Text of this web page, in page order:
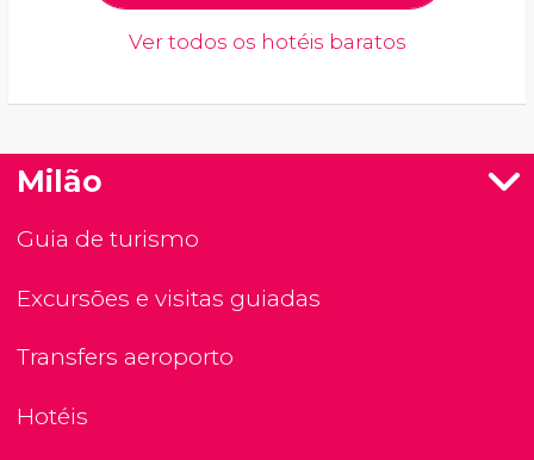
Ver todos os hotéis baratos
Milão
Guia de turismo
Excursões e visitas guiadas
Transfers aeroporto
Hotéis